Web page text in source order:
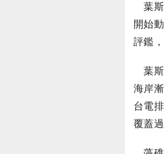
葉斯
開始
評鑑
葉斯
海岸
台電
覆蓋